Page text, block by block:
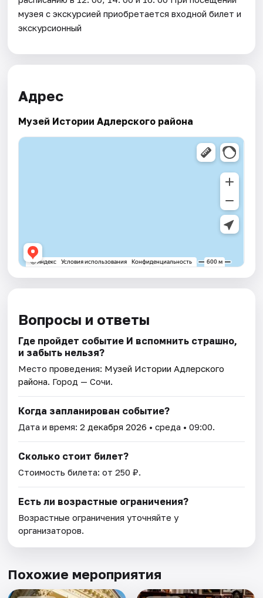
музея с экскурсией приобретается входной билет и
экскурсионный
Адрес
Музей Истории Адлерского района
Вопросы и ответы
Где пройдет событие И вспомнить страшно,
и забыть нельзя?
Место проведения: Музей Истории Адлерского
района. Город — Сочи.
Когда запланирован событие?
Дата и время:2 декабря 2026 • среда • 09:00.
Сколько стоит билет?
Стоимость билета: от 250 ₽.
Есть ли возрастные ограничения?
Возрастные ограничения уточняйте у
организаторов.
Похожие мероприятия